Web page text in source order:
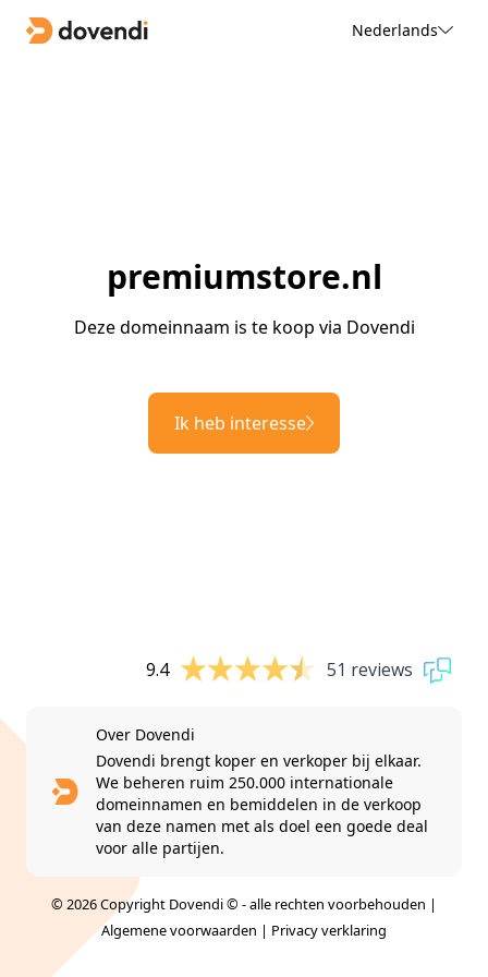
Nederlands
premiumstore.nl
Deze domeinnaam is te koop via Dovendi
Ik heb interesse
9.4 51 reviews
Over Dovendi
Dovendi brengt koper en verkoper bij elkaar.
We beheren ruim 250.000 internationale
domeinnamen en bemiddelen in de verkoop
van deze namen met als doel een goede deal
voor alle partijen.
© 2026 Copyright Dovendi © - alle rechten voorbehouden |
Algemene voorwaarden | Privacy verklaring